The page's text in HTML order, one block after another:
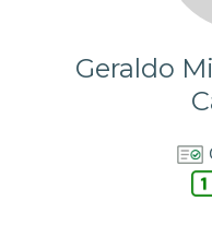
Geraldo